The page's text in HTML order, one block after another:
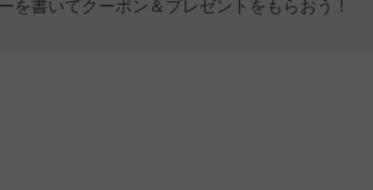
を書いてクーポン＆プレゼントをもらおう！